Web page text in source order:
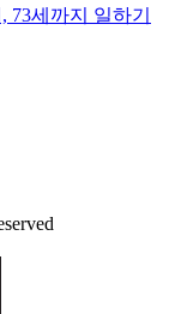
73세까지 일하기